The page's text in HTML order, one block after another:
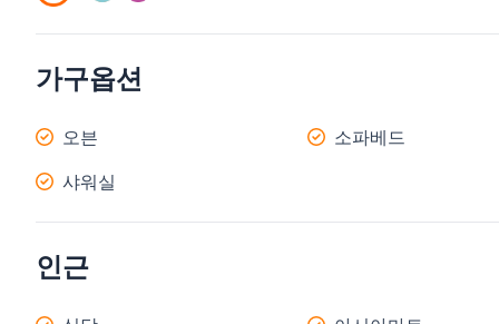
가구옵션
오븐
소파베드
샤워실
인근